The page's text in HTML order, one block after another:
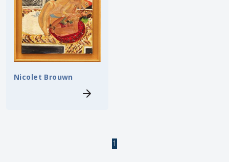
Nicolet Brouwn
1